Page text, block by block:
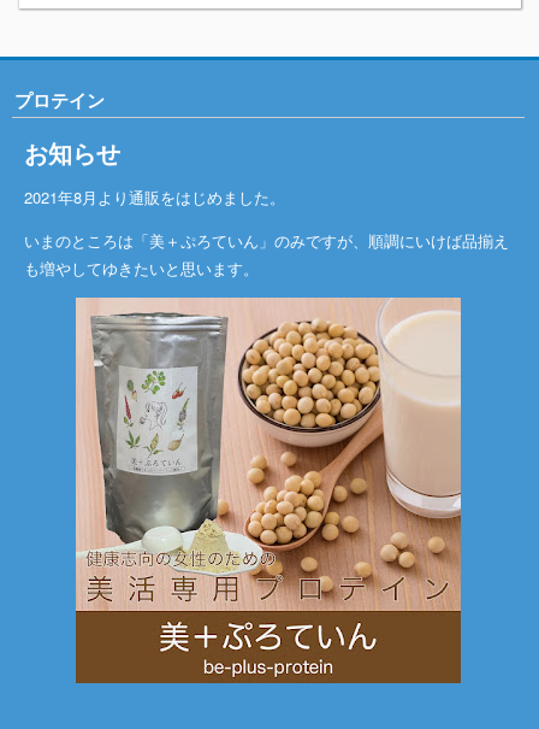
プロテイン
お知らせ
2021年8月より通販をはじめました。
いまのところは「美＋ぷろていん」のみですが、順調にいけば品揃え
も増やしてゆきたいと思います。